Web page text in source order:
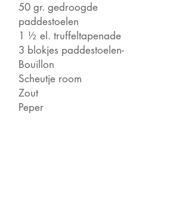
50 gr. gedroogde
paddestoelen
1 ½ el. truffeltapenade
3 blokjes paddestoelen-
Bouillon
Scheutje room
Zout
Peper